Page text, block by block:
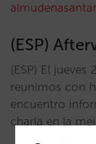
(ESP)
(ESP) El
reunimos con
encuentro
charla en la